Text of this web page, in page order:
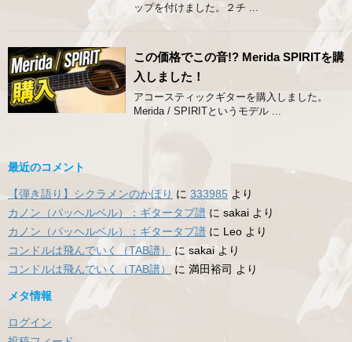
ップを付けました。２チ ...
この価格でこの音!? Merida SPIRITを購
入しました！
アコースティックギターを購入しました。
Merida / SPIRITというモデル ...
最近のコメント
【弾き語り】シクラメンのかほり に 333985 より
カノン（パッヘルベル）：ギタータブ譜 に sakai より
カノン（パッヘルベル）：ギタータブ譜 に Leo より
コンドルは飛んでいく（TAB譜）
に sakai より
コンドルは飛んでいく（TAB譜）
に 満田裕司 より
メタ情報
ログイン